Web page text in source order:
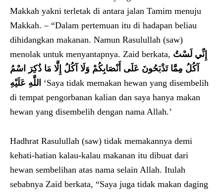
Makkah yakni terletak di antara jalan Tamim menuju
Makkah. – “Dalam pertemuan itu di hadapan beliau
dihidangkan makanan. Namun Rasulullah (saw)
menolak untuk menyantapnya. Zaid berkata, إِنِّي لَسْتُ
آكُلُ مِمَّا تَذْبَحُونَ عَلَى أَنْصَابِكُمْ وَلَا آكُلُ إِلَّا مَا ذُكِرَ اسْمُ
اللَّهِ عَلَيْهِ ‘Saya tidak memakan hewan yang disembelih
di tempat pengorbanan kalian dan saya hanya makan
hewan yang disembelih dengan nama Allah.’
Hadhrat Rasulullah (saw) tidak memakannya demi
kehati-hatian kalau-kalau makanan itu dibuat dari
hewan sembelihan atas nama selain Allah. Itulah
sebabnya Zaid berkata, “Saya juga tidak makan daging